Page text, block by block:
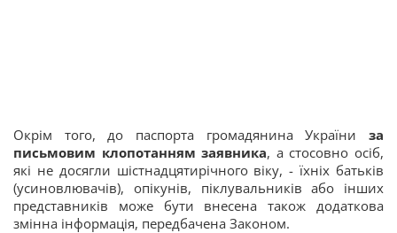
Окрім того, до паспорта громадянина України за
письмовим клопотанням заявника, а стосовно осіб,
які не досягли шістнадцятирічного віку, - їхніх батьків
(усиновлювачів), опікунів, піклувальників або інших
представників може бути внесена також додаткова
змінна інформація, передбачена Законом.